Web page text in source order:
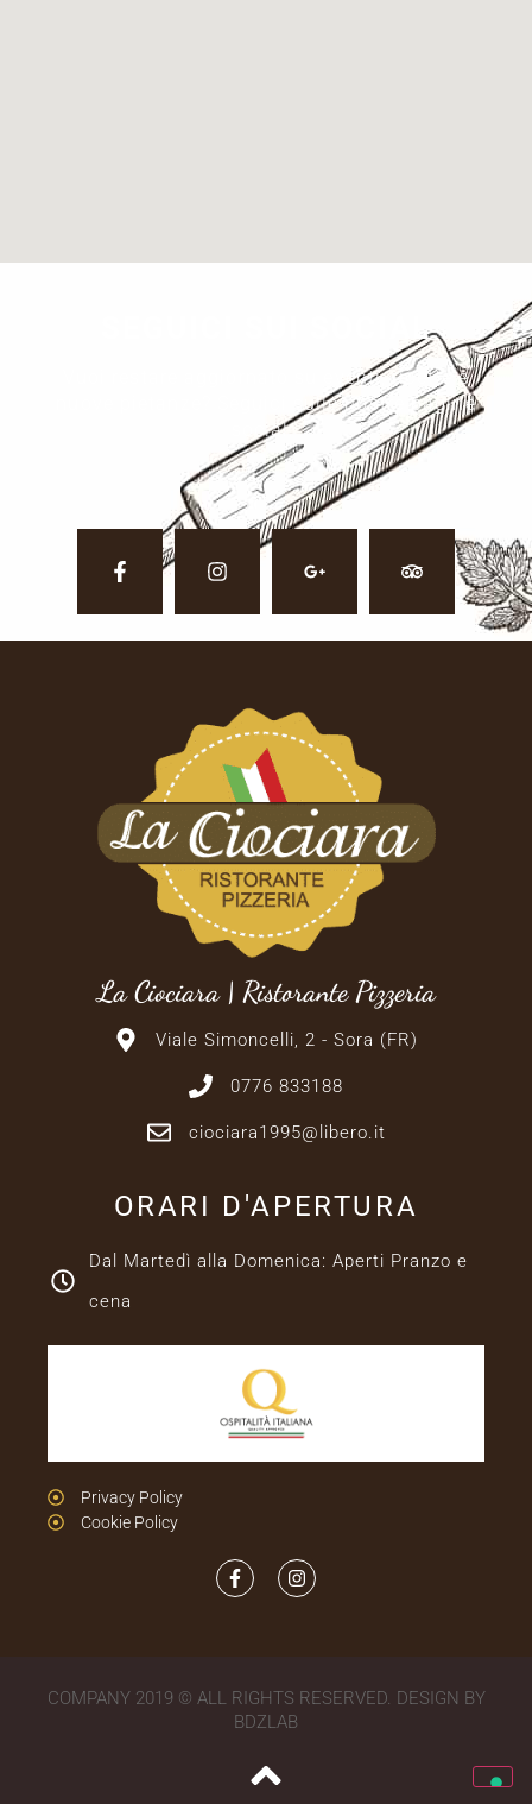
SEGUICI SUI SOCIAL
Vuoi restare aggiornato su eventi, ricette e
nuove pietanze? Seguici sulle nostre pagine
social.
La Ciociara | Ristorante Pizzeria
Viale Simoncelli, 2 - Sora (FR)
0776 833188
ciociara1995@libero.it
ORARI D'APERTURA
Dal Martedì alla Domenica: Aperti Pranzo e
cena
Privacy Policy
Cookie Policy
COMPANY 2019 © ALL RIGHTS RESERVED. DESIGN BY
BDZLAB